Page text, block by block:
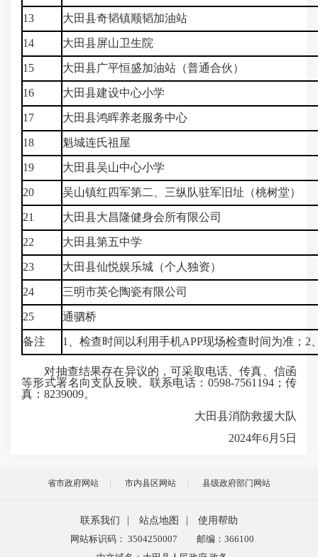
13 大田县奇韬镇顺韬加油站
14 大田县屏山卫生院
15 大田县广平恒盛加油站（普通合伙）
16 大田县建设中心小学
17 大田县鸿晖养老服务中心
18 魁城连氏祖屋
19 大田县吴山中心小学
20 吴山镇红四军第二、三纵队驻军旧址（桃树堂）
21 大田县大昌隆健身会所有限公司
22 大田县第五中学
23 大田县仙悦娱乐城（个人独资）
24 三明市英仑陶瓷有限公司
25 通驷桥
备注 1、检查时间以利用手机APP现场检查时间为准；
对抽查结果存在异议的，可采取电话、传真、信函
等形式署名向支队反映。联系电话：0598-7561194；传
真：8239009。
大田县消防救援大队
2024年6月5日
省市政府网站 市内县区网站 县级政府部门网站
联系我们 站点地图
使用帮助
网站标识码： 3504250007
邮编：366100